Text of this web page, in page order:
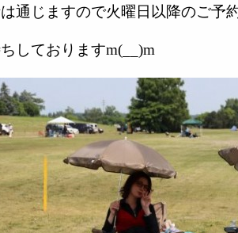
通じますので火曜日以降のご予
しておりますm(__)m